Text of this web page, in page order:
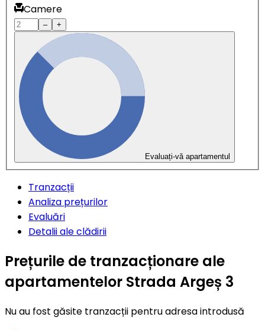
Camere
– +
Evaluați-vă apartamentul
Tranzacții
Analiza prețurilor
Evaluări
Detalii ale clădirii
Prețurile de tranzacționare ale
apartamentelor Strada Argeș 3
Nu au fost găsite tranzacții pentru adresa introdusă